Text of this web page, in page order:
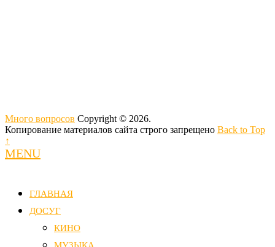
Много вопросов Copyright © 2026.
Копирование материалов сайта строго запрещено Back to Top
↑
MENU
ГЛАВНАЯ
ДОСУГ
КИНО
МУЗЫКА